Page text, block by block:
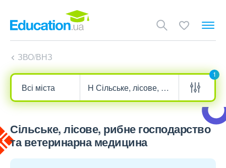
ЗВО/ВНЗ
1
Сільське, лісове, рибне господарство
та ветеринарна медицина